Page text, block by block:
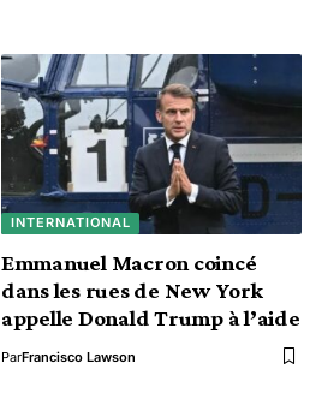
INTERNATIONAL
Emmanuel Macron coincé
dans les rues de New York
appelle Donald Trump à l’aide
ParFrancisco Lawson